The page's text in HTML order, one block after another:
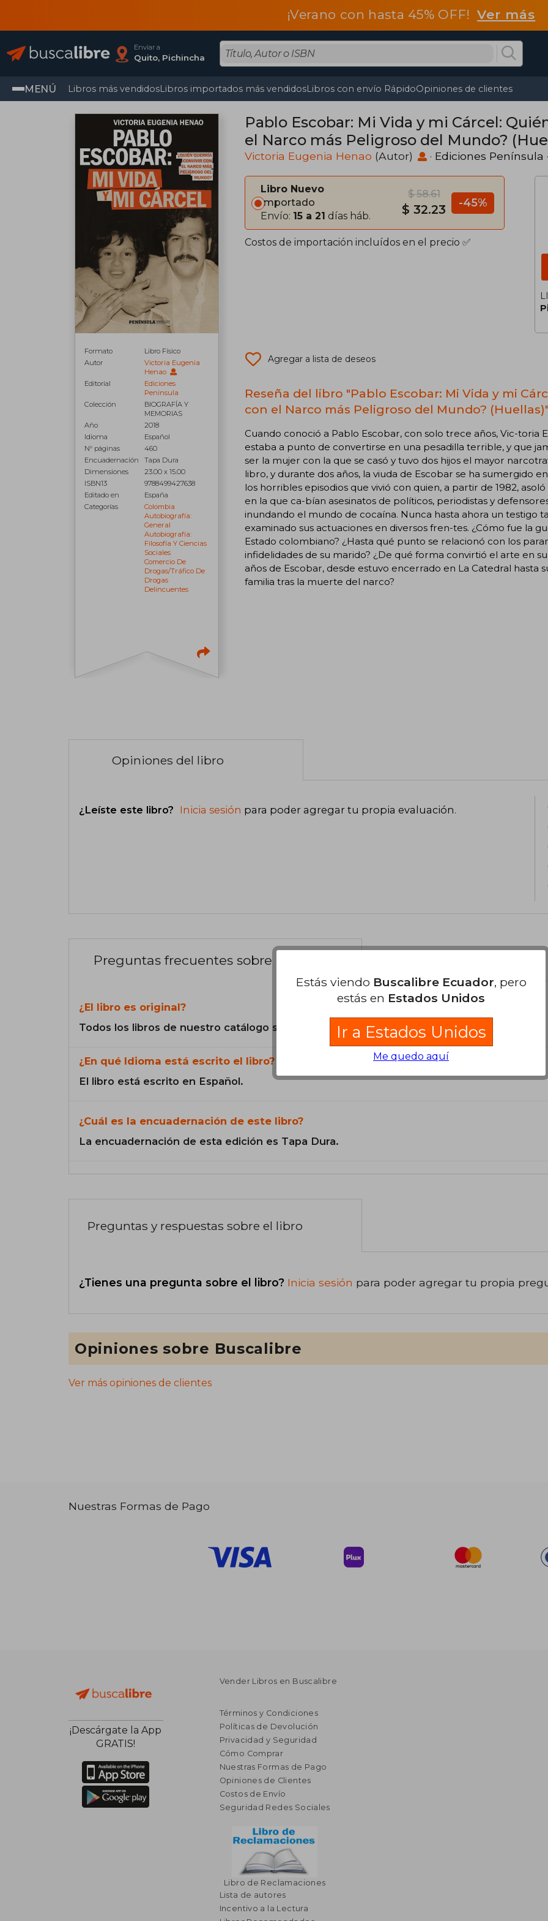
¡Verano con hasta 45% OFF!Ver más
Enviar a
Quito, Pichincha
MENÚ Libros más vendidosLibros importados más vendidosLibros con envío RápidoOpiniones de clientes
Formato
Libro Físico
Autor
Victoria Eugenia
Henao
Editorial
Ediciones
Península
Colección
BIOGRAFÍA Y
MEMORIAS
Año
2018
Idioma
Español
N° páginas
460
Encuadernación
Tapa Dura
Dimensiones
23.00 x 15.00
ISBN13
9788499427638
Editado en
España
Categorías
Colombia
Autobiografía:
General
Autobiografía:
Filosofía Y Ciencias
Sociales
Comercio De
Drogas/tráfico De
Drogas
Delincuentes
Pablo Escobar: Mi Vida y mi Cárcel: Quién Querría Convivir con
el Narco más Peligroso del Mundo?
Victoria Eugenia Henao (Autor) · Ediciones Península
Libro Nuevo
Importado
Envío: 15 a 21 días háb.
$ 58.61
$ 32.23 -45%
Costos de importación incluídos en el precio ✅
Agregar a lista de deseos
Reseña del libro "Pablo Escobar: Mi Vida y mi
con el Narco más Peligroso del Mundo? (Huellas)"
Cuando conoció a Pablo Escobar, con solo trece años, Vic-toria
estaba a punto de convertirse en una pesadilla terrible, y que
ser la mujer con la que se casó y tuvo dos hijos el mayor
libro, y durante dos años, la viuda de Escobar se ha sumergido
los horribles episodios que vivió con quien, a partir de 1982,
en la que ca-bían asesinatos de políticos, periodistas y
inundando el mundo de cocaína. Nunca hasta ahora un testigo
examinado sus actuaciones en diversos fren-tes. ¿Cómo fue la
Estado colombiano? ¿Hasta qué punto se relacionó con los
infidelidades de su marido? ¿De qué forma convirtió el arte en
años de Escobar, desde estuvo encerrado en La Catedral hasta
familia tras la muerte del narco?
Opiniones del libro
¿Leíste este libro? Inicia sesión para poder agregar tu propia evaluación.
Preguntas frecuentes sobre el libro
¿El libro es original?
Todos los libros de nuestro catálogo son Originales.
¿En qué Idioma está escrito el libro?
El libro está escrito en Español.
¿Cuál es la encuadernación de este libro?
La encuadernación de esta edición es Tapa Dura.
Preguntas y respuestas sobre el libro
¿Tienes una pregunta sobre el libro? Inicia sesión para poder agregar tu propia
Opiniones sobre Buscalibre
Ver más opiniones de clientes
Nuestras Formas de Pago
¡Descárgate la App
GRATIS!
Vender Libros en Buscalibre
Términos y Condiciones
Políticas de Devolución
Privacidad y Seguridad
Cómo Comprar
Nuestras Formas de Pago
Opiniones de Clientes
Costos de Envío
Seguridad Redes Sociales
Libro de Reclamaciones
Lista de autores
Incentivo a la Lectura
Estás viendo Buscalibre Ecuador, pero
estás en Estados Unidos
Ir a Estados Unidos
Me quedo aquí